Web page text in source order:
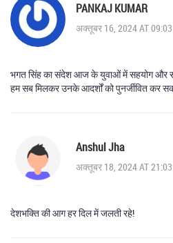
PANKAJ KUMAR
अक्तूबर 16, 2024 AT 09:03
भगत सिंह का संदेश आज के युवाओं में सहयोग और
हम सब मिलकर उनके आदर्शों को पुनर्जीवित कर
Anshul Jha
अक्तूबर 18, 2024 AT 21:03
देशभक्ति की आग हर दिल में जलती रहे!